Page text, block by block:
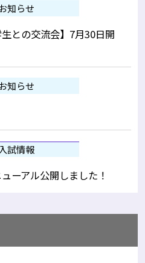
お知らせ
生との交流会】7月30日開
お知らせ
入試情報
ーアル公開しました！